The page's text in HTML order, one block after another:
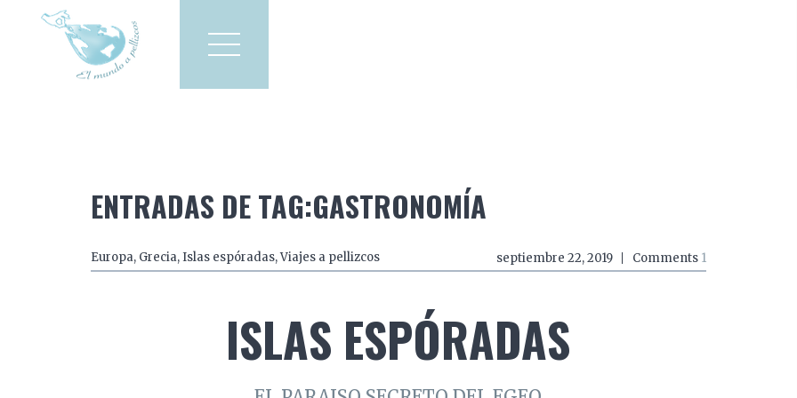
Viajes a pellizcos
ENTRADAS DE TAG:GASTRONOMÍA
Europa, Grecia,Islas espóradas,Viajes a pellizcos septiembre 22, 2019 Comments 1
ISLAS ESPÓRADAS